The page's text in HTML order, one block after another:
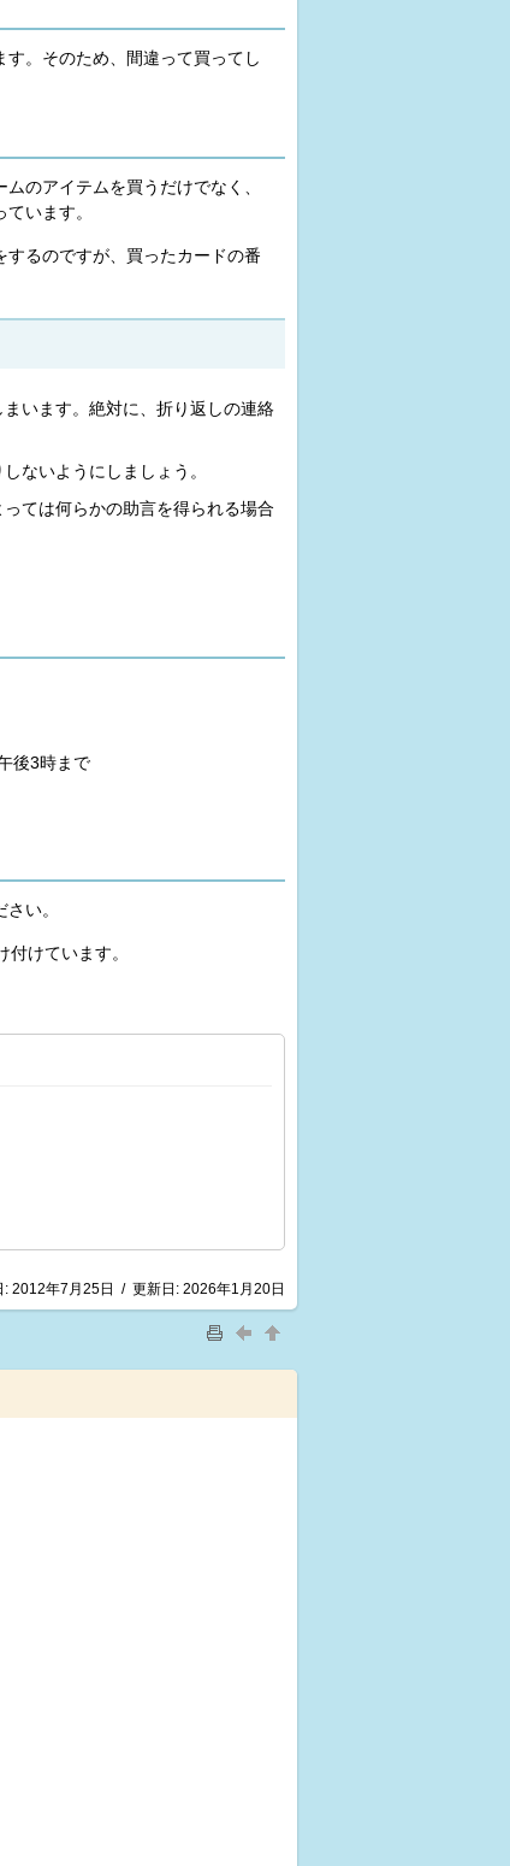
す。そのため、間違って買ってし
のアイテムを買うだけでなく、
います。
るのですが、買ったカードの番
います。絶対に、折り返しの連絡
ないようにしましょう。
ては何らかの助言を得られる場合
後3時まで
い。
けています。
: 2012年7月25日 / 更新日: 2026年1月20日